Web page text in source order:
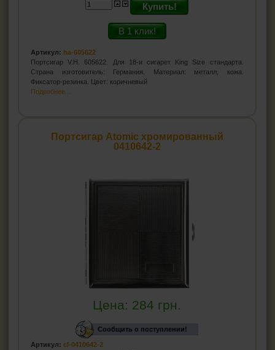
Купить!
В 1 клик!
Артикул: ha-605622
Портсигар V.H. 605622. Для 18-и сигарет King Size стандарта.
Страна изготовитель: Германия. Материал: металл, кожа.
Фиксатор-резинка. Цвет: коричневый
Подробнее...
Портсигар Atomic хромированный
0410642-2
Цена: 284 грн.
Сообщить о поступлении!
Артикул: cl-0410642-2